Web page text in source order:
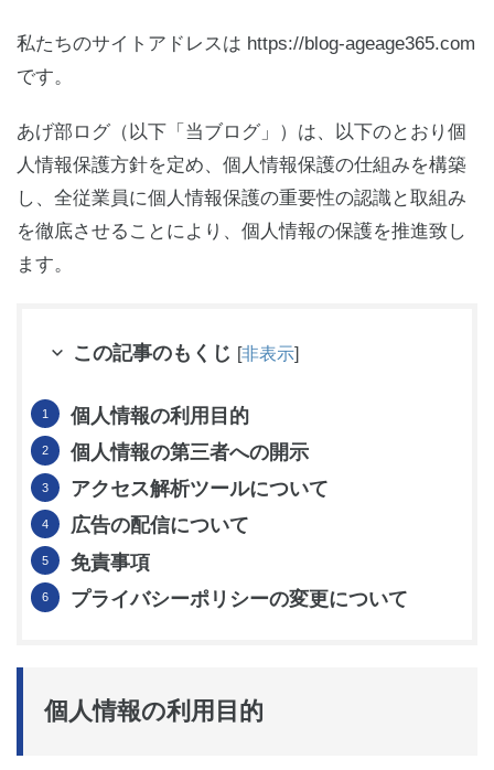
私たちのサイトアドレスは https://blog-ageage365.com
です。
あげ部ログ（以下「当ブログ」）は、以下のとおり個
人情報保護方針を定め、個人情報保護の仕組みを構築
し、全従業員に個人情報保護の重要性の認識と取組み
を徹底させることにより、個人情報の保護を推進致し
ます。
この記事のもくじ [非表示]
個人情報の利用目的
個人情報の第三者への開示
アクセス解析ツールについて
広告の配信について
免責事項
プライバシーポリシーの変更について
個人情報の利用目的